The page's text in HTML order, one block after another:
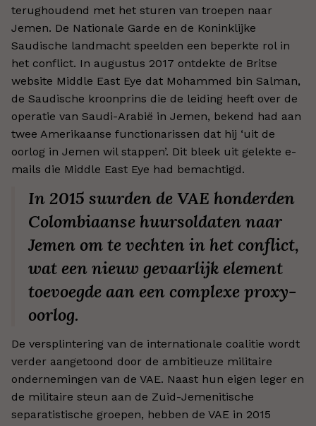
terughoudend met het sturen van troepen naar
Jemen. De Nationale Garde en de Koninklijke
Saudische landmacht speelden een beperkte rol in
het conflict. In augustus 2017 ontdekte de Britse
website Middle East Eye dat Mohammed bin Salman,
de Saudische kroonprins die de leiding heeft over de
operatie van Saudi-Arabië in Jemen, bekend had aan
twee Amerikaanse functionarissen dat hij ‘uit de
oorlog in Jemen wil stappen’. Dit bleek uit gelekte e-
mails die Middle East Eye had bemachtigd.
In 2015 suurden de VAE honderden
Colombiaanse huursoldaten naar
Jemen om te vechten in het conflict,
wat een nieuw gevaarlijk element
toevoegde aan een complexe proxy-
oorlog.
De versplintering van de internationale coalitie wordt
verder aangetoond door de ambitieuze militaire
ondernemingen van de VAE. Naast hun eigen leger en
de militaire steun aan de Zuid-Jemenitische
separatistische groepen, hebben de VAE in 2015